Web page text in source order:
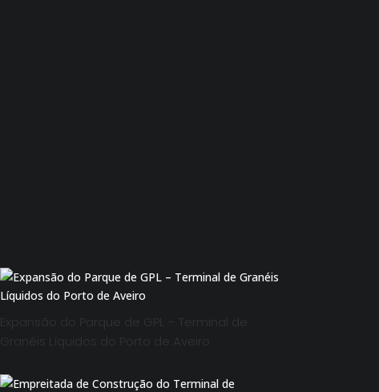
Expansão do Parque de GPL – Terminal de
Granéis Líquidos do Porto de Aveiro